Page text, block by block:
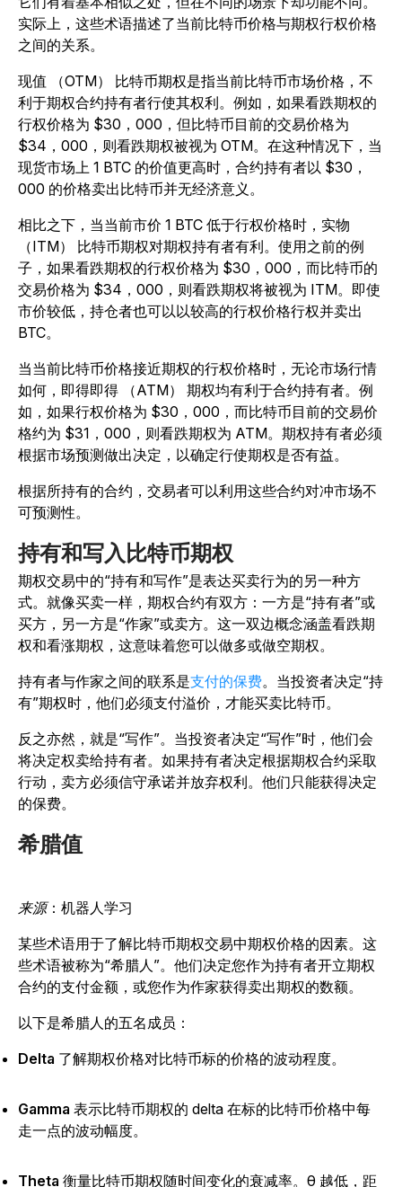
实际上，这些术语描述了当前比特币价格与期权行权价格
之间的关系。
现值 （OTM） 比特币期权是指当前比特币市场价格，不
利于期权合约持有者行使其权利。例如，如果看跌期权的
行权价格为 $30，000，但比特币目前的交易价格为
$34，000，则看跌期权被视为 OTM。在这种情况下，当
现货市场上 1 BTC 的价值更高时，合约持有者以 $30，
000 的价格卖出比特币并无经济意义。
相比之下，当当前市价 1 BTC 低于行权价格时，实物
（ITM） 比特币期权对期权持有者有利。使用之前的例
子，如果看跌期权的行权价格为 $30，000，而比特币的
交易价格为 $34，000，则看跌期权将被视为 ITM。即使
市价较低，持仓者也可以以较高的行权价格行权并卖出
BTC。
当当前比特币价格接近期权的行权价格时，无论市场行情
如何，即得即得 （ATM） 期权均有利于合约持有者。例
如，如果行权价格为 $30，000，而比特币目前的交易价
格约为 $31，000，则看跌期权为 ATM。期权持有者必须
根据市场预测做出决定，以确定行使期权是否有益。
根据所持有的合约，交易者可以利用这些合约对冲市场不
可预测性。
持有和写入比特币期权
期权交易中的“持有和写作”是表达买卖行为的另一种方
式。就像买卖一样，期权合约有双方：一方是“持有者”或
买方，另一方是“作家”或卖方。这一双边概念涵盖看跌期
权和看涨期权，这意味着您可以做多或做空期权。
持有者与作家之间的联系是支付的保费。当投资者决定“持
有”期权时，他们必须支付溢价，才能买卖比特币。
反之亦然，就是“写作”。当投资者决定“写作”时，他们会
将决定权卖给持有者。如果持有者决定根据期权合约采取
行动，卖方必须信守承诺并放弃权利。他们只能获得决定
的保费。
希腊值
来源：机器人学习
某些术语用于了解比特币期权交易中期权价格的因素。这
些术语被称为“希腊人”。他们决定您作为持有者开立期权
合约的支付金额，或您作为作家获得卖出期权的数额。
以下是希腊人的五名成员：
Delta 了解期权价格对比特币标的价格的波动程度。
Gamma 表示比特币期权的 delta 在标的比特币价格中每
走一点的波动幅度。
Theta 衡量比特币期权随时间变化的衰减率。θ 越低，距